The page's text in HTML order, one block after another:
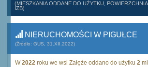
(MIESZKANIA ODDANE DO UŻYTKU,
IZB)
NIERUCHOMOŚCI W PIGUŁCE
(Źródło: GUS, 31.XII.2022)
W2022 roku we wsi Załęże oddano do użytku 2